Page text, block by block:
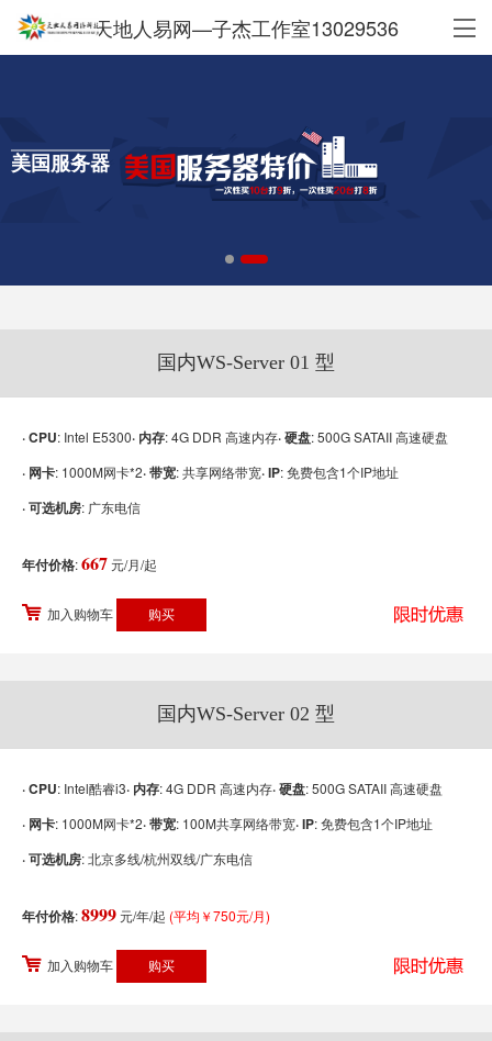
天地人易网—子杰工作室13029536
美国服务器
国内WS-Server 01 型
· CPU: Intel E5300· 内存: 4G DDR 高速内存· 硬盘: 500G SATAII 高速硬盘
· 网卡: 1000M网卡*2· 带宽: 共享网络带宽· IP: 免费包含1个IP地址
· 可选机房: 广东电信
年付价格:667元/月/起
加入购物车
国内WS-Server 02 型
· CPU: Intel酷睿i3· 内存: 4G DDR 高速内存· 硬盘: 500G SATAII 高速硬盘
· 网卡: 1000M网卡*2· 带宽: 100M共享网络带宽· IP: 免费包含1个IP地址
· 可选机房: 北京多线/杭州双线/广东电信
年付价格:8999元/年/起 (平均￥750元/月)
加入购物车